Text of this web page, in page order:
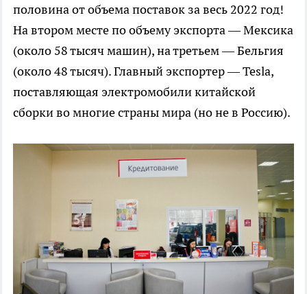
половина от объема поставок за весь 2022 год!
На втором месте по объему экспорта — Мексика
(около 58 тысяч машин), на третьем — Бельгия
(около 48 тысяч). Главный экспортер — Tesla,
поставляющая электромобили китайской
сборки во многие страны мира (но не в Россию).